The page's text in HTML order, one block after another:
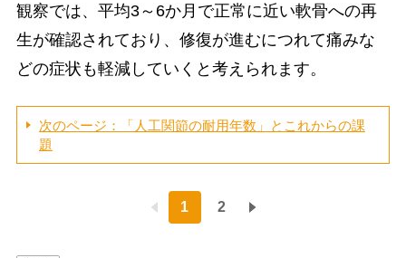
観察では、平均3～6か月で正常に近い軟骨への再
生が確認されており、修復が進むにつれて痛みな
どの症状も軽減していくと考えられます。
次のページ：「人工関節の耐用年数」とこれからの課
題
1 2